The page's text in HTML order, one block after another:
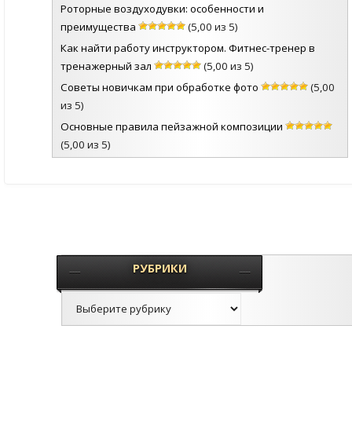
Роторные воздуходувки: особенности и
преимущества
(5,00 из 5)
Как найти работу инструктором. Фитнес-тренер в
тренажерный зал
(5,00 из 5)
Советы новичкам при обработке фото
(5,00
из 5)
Основные правила пейзажной композиции
(5,00 из 5)
РУБРИКИ